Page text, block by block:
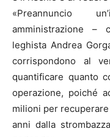
«Preannuncio
amministrazione –
leghista Andrea
corrispondono al
quantificare quanto
operazione, poiché
milioni per
anni dalla